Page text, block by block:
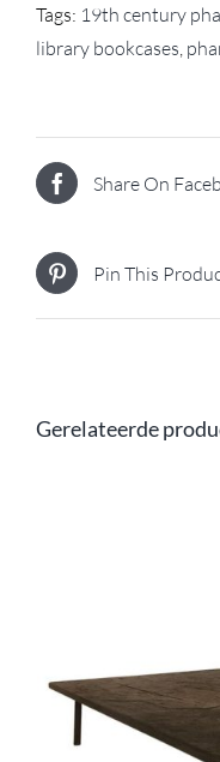
Tags: 19th century
library bookcases,
Share On
Pin This
Gerelateerde